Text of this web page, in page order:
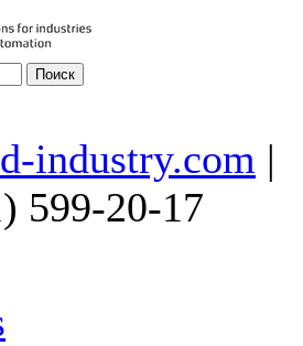
industry.com |
599-20-17